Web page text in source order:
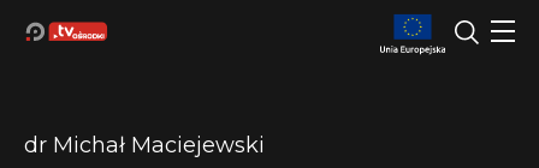
dr Michał Maciejewski